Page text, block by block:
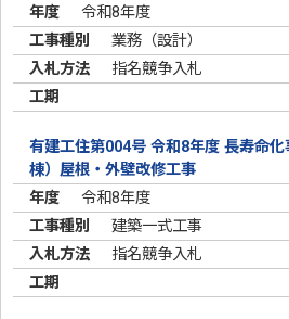
令和8年度
業務（設計）
指名競争入札
有建工住第004号 令和8年度 長寿命
棟）屋根・外壁改修工事
令和8年度
建築一式工事
指名競争入札